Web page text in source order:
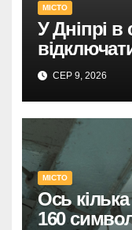
МІСТО
У Дніпрі в
список
СЕР 9, 2026
МІСТО
Ось кілька
160